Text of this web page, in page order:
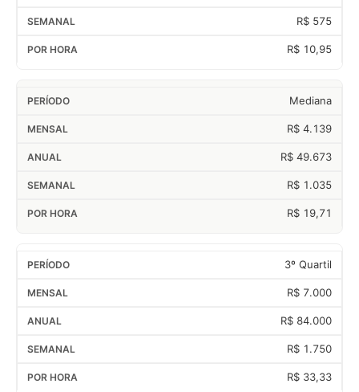
R$ 575
R$ 10,95
Mediana
R$ 4.139
R$ 49.673
R$ 1.035
R$ 19,71
3º Quartil
R$ 7.000
R$ 84.000
R$ 1.750
R$ 33,33